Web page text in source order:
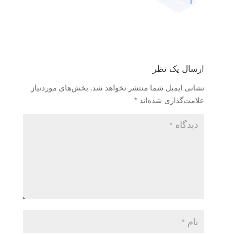
ارسال یک نظر
نشانی ایمیل شما منتشر نخواهد شد. بخش‌های موردنیاز
علامت‌گذاری شده‌اند *